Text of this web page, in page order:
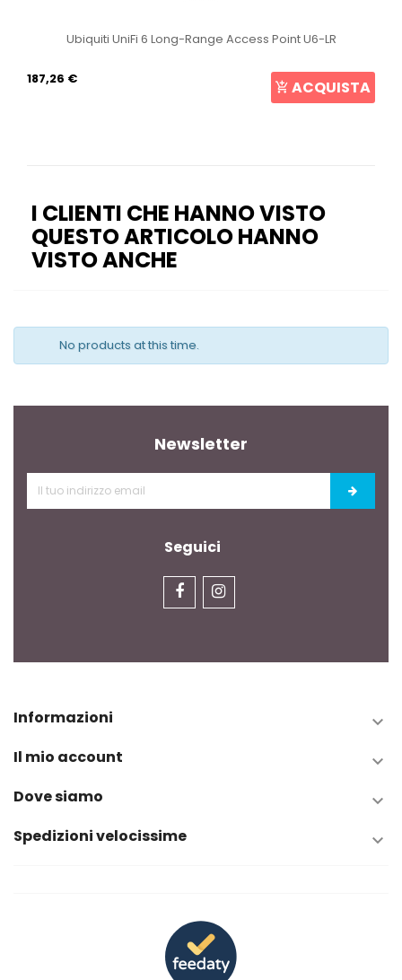
Ubiquiti UniFi 6 Long-Range Access Point U6-LR
187,26 € ACQUISTA
I CLIENTI CHE HANNO VISTO
QUESTO ARTICOLO HANNO
VISTO ANCHE
No products at this time.
Newsletter
Seguici
Informazioni 
Il mio account 
Dove siamo 
Spedizioni velocissime 